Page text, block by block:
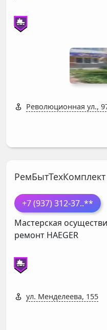
Революционная ул.,
РемБытТехКомплект
+7 (937) 312-37..**
Мастерская
ремонт HAEGER
ул. Менделеева, 155